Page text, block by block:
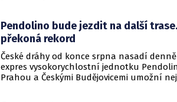
pro spojenecké síly.
Pendolino bude jezdit na další
překoná rekord
České dráhy od konce srpna nasadí
expres vysokorychlostní jednotku
Prahou a Českými Budějovicemi umožní